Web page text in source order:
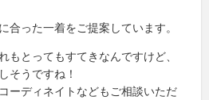
た一着をご提案しています。
もとってもすてきなんですけど、
そうですね！
ディネイトなどもご相談いただ